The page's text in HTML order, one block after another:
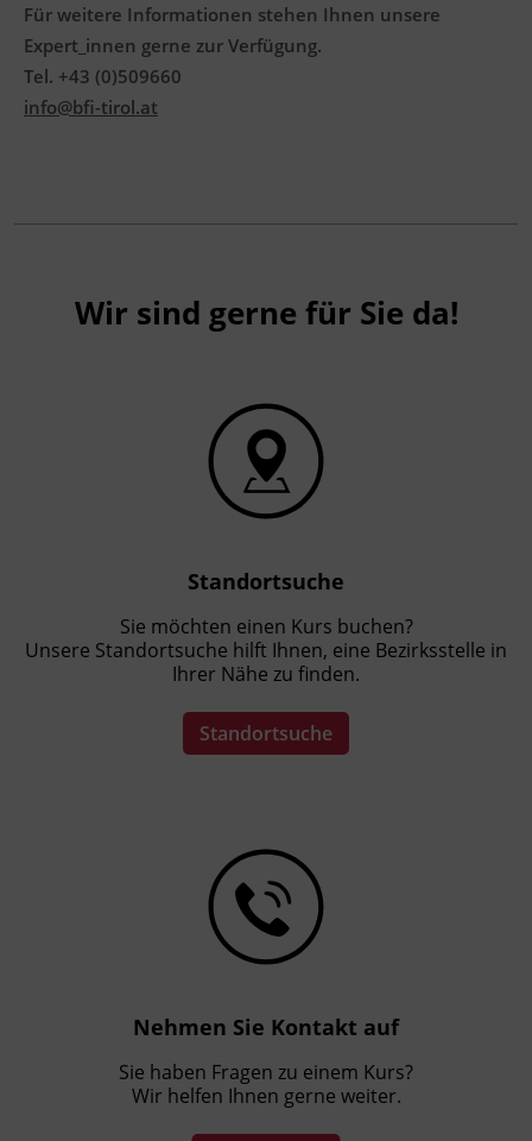
Für weitere Informationen stehen Ihnen unsere
Expert_innen gerne zur Verfügung.
Tel. +43 (0)509660
info@bfi-tirol.at
Wir sind gerne für Sie da!
Standortsuche
Sie möchten einen Kurs buchen?
Unsere Standortsuche hilft Ihnen, eine Bezirksstelle in
Ihrer Nähe zu finden.
Standortsuche
Nehmen Sie Kontakt auf
Sie haben Fragen zu einem Kurs?
Wir helfen Ihnen gerne weiter.